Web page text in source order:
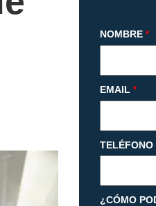
NOMBRE *
EMAIL *
TELÉFONO
¿CÓMO